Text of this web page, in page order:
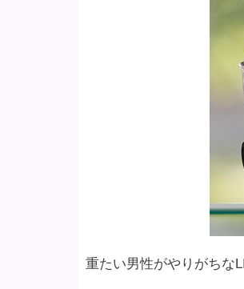
重たい男性がやりがちな